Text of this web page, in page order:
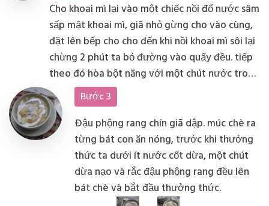
Cho khoai mì lại vào một chiếc nồi đổ nước sâm
sấp mặt khoai mì, giã nhỏ gừng cho vào cùng,
đặt lên bếp cho cho đến khi nồi khoai mì sôi lại
chừng 2 phút ta bỏ đường vào quấy đều. tiếp
theo đó hòa bột năng với một chút nước trong
một bát con rồi đổ từ từ vào nồi chè khoai mì,
vừa đổ bột năng vừa quấy đều tay để bột năng
hòa đều với khoai mì và không bị vón cục. Đun
sôi nồi chè trong khoảng 5 phút là bắc xuống.
Bước 3
Đậu phộng rang chín giã dập. múc chè ra
từng bát con ăn nóng, trước khi thưởng
thức ta dưới ít nước cốt dừa, một chút
dừa nạo và rắc đậu phộng rang đều lên
bát chè và bắt đầu thưởng thức.